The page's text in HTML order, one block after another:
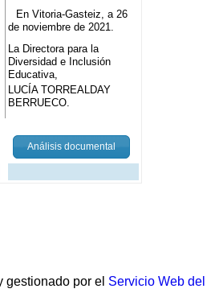
En Vitoria-Gasteiz, a 26
de noviembre de 2021.
La Directora para la
Diversidad e Inclusión
Educativa,
LUCÍA TORREALDAY
BERRUECO.
Análisis documental
gestionado por el Servicio Web del